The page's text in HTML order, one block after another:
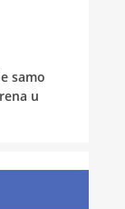
samo
u